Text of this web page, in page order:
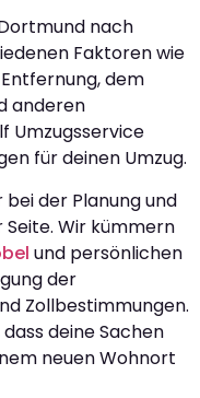
nach
Faktoren wie
dem
anderen
Umzugsservice
für deinen Umzug.
der Planung und
Seite. Wir kümmern
und persönlichen
der
Zollbestimmungen.
deine Sachen
neuen Wohnort